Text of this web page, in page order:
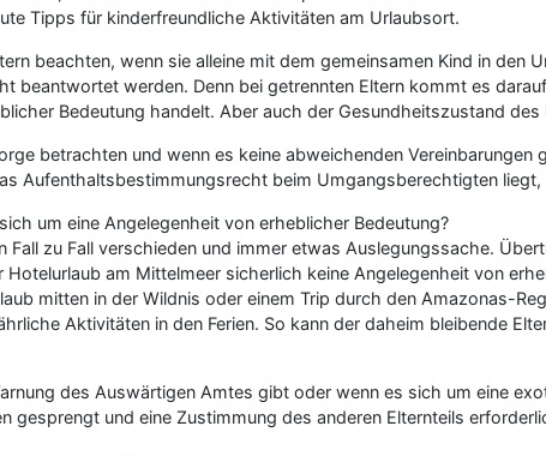
Tipps für kinderfreundliche Aktivitäten am Urlaubsort.
beachten, wenn sie alleine mit dem gemeinsamen Kind in den
beantwortet werden. Denn bei getrennten Eltern kommt es
Bedeutung handelt. Aber auch der Gesundheitszustand des
betrachten und wenn es keine abweichenden
Aufenthaltsbestimmungsrecht beim Umgangsberechtigten
um eine Angelegenheit von erheblicher Bedeutung?
zu Fall verschieden und immer etwas Auslegungssache.
am Mittelmeer sicherlich keine Angelegenheit von
mitten in der Wildnis oder einem Trip durch den Amazonas-
Aktivitäten in den Ferien. So kann der daheim bleibende
des Auswärtigen Amtes gibt oder wenn es sich um eine
gesprengt und eine Zustimmung des anderen Elternteils